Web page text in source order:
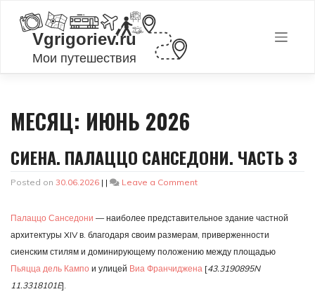
content
МЕСЯЦ: ИЮНЬ 2026
СИЕНА. ПАЛАЦЦО САНСЕДОНИ. ЧАСТЬ 3
Posted on 30.06.2026 | | Leave a Commenton
Санседони.
Часть
Палаццо Санседони — наиболее представительное здание частной
архитектуры XIV в. благодаря своим размерам, приверженности
сиенским стилям и доминирующему положению между площадью
Пьяцца дель Кампо и улицей Виа Франчиджена [43.3190895N
11.3318101E].